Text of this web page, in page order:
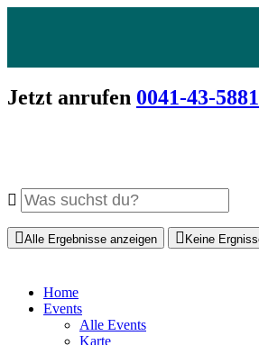
Jetzt anrufen 0041-43-
Alle Ergebnisse anzeigen Keine
Home
Events
Alle Events
Karte